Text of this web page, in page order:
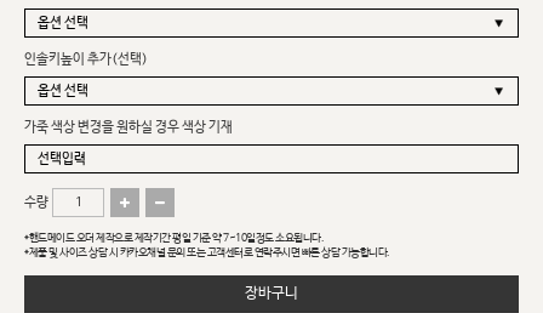
인솔키높이 추가(선택)
가죽 색상 변경을 원하실 경우 색상 기재
수량
*핸드메이드 오더 제작으로 제작기간 평일 기준 약 7~10일정도 소요됩니다.
*제품 및 사이즈 상담 시 카카오채널 문의 또는 고객센터로 연락주시면 빠른 상담 가능합니다.
장바구니